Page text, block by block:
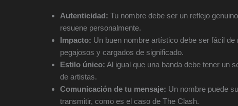
Autenticidad: Tu nombre debe ser un reflejo
resuene personalmente.
Impacto: Un buen nombre artístico debe ser fácil
pegajosos y cargados de significado.
Estilo único: Al igual que una banda debe tener un
de artistas.
Comunicación de tu mensaje: Un nombre puede
transmitir, como es el caso de The Clash.